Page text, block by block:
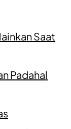
Saat
Padahal